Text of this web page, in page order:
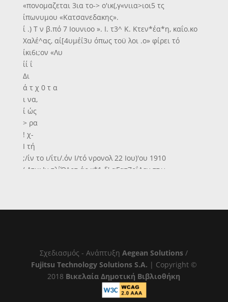
«πονομαζεται 3ια το-> ο'ικ(,γ«νιια>ιοι5 τς
ίπωνυμου «Κατσανεδακης».
ί .) Τ ν β.πό 7 Ιουνιοο ». Ι. τ3^ Κ. Κτεν*έα*η, καΐο.κο
Χαλέ^ας, αί[4υμέΐ3υ όπως τοϋ λοι .ο» φίρει τό
ίκι6ι;ον «Λυ
ίί ΐ
Δι
ά τ χ 0 τ α
ι να,
ί ώς
> ρα
! χ-
Ι τή
;/ίν το ι/ίτι/.όν Ι/τό νρονολ 22 Ιου)'ου 1910
(.Λτικ·!ν τλίΌ^οτ άς κ*1 δ'.αΓατ7οΐΑεν ττ,ν
Κα'-α^τήμα.τι Ρεθΰιχνης ινωπι&ν τλ,ς Γτπτροτεΐα;
όριζοΐΑί'^ης ϊι τ7, ϋπ αριθ. 30Γ)1)212Ι ι. ?. δια- ύ;ιι
ήαών ( Τε >χ Γ'. ΐρ^λλ 49) χ.αί τυμ^ωνως πρός
■ ς έν αυτή άνχ^ερο;/.ε«υ- δ(.ους.
Γν Χανίοις τ(, 30 Ιουλίου 1910
Σχεδιασμός - ΑνάπτυξηAegean Solutions /
Fujitsu Technology Solutions S.A. | Copyright ©
2018 Βικελαία Δημοτική Βιβλιοθήκη